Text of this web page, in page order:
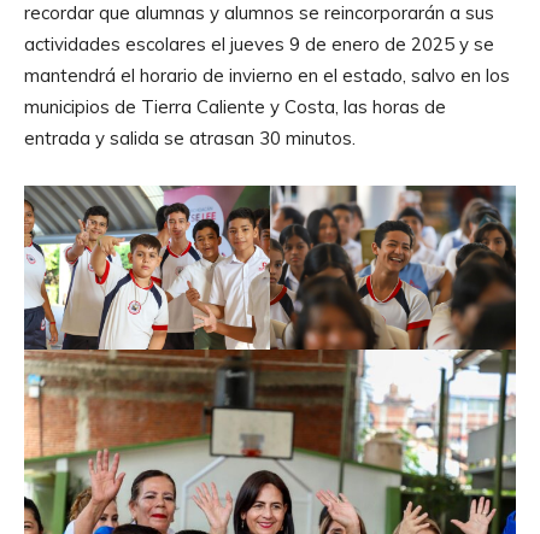
recordar que alumnas y alumnos se reincorporarán a sus
actividades escolares el jueves 9 de enero de 2025 y se
mantendrá el horario de invierno en el estado, salvo en los
municipios de Tierra Caliente y Costa, las horas de
entrada y salida se atrasan 30 minutos.